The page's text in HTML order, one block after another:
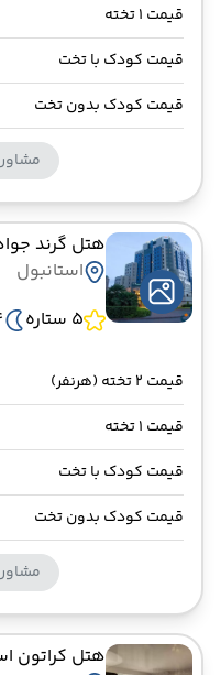
قیمت 1 تخته
قیمت کودک با تخت
قیمت کودک بدون تخت
هتل گرند
استانبول
5 ستاره
قیمت 2 تخته (هرنفر)
قیمت 1 تخته
قیمت کودک با تخت
قیمت کودک بدون تخت
هتل کراتون